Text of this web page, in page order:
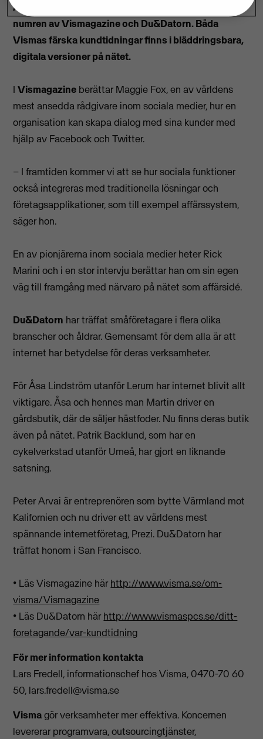
Affärer och dialog över internet är teman i de nya
numren av Vismagazine och Du&Datorn. Båda
Vismas färska kundtidningar finns i bläddringsbara,
digitala versioner på nätet.
IVismagazine berättar Maggie Fox, en av världens
mest ansedda rådgivare inom sociala medier, hur en
organisation kan skapa dialog med sina kunder med
hjälp av Facebook och Twitter.
– I framtiden kommer vi att se hur sociala funktioner
också integreras med traditionella lösningar och
företagsapplikationer, som till exempel affärssystem,
säger hon.
En av pionjärerna inom sociala medier heter Rick
Marini och i en stor intervju berättar han om sin egen
väg till framgång med närvaro på nätet som affärsidé.
Du&Datorn har träffat småföretagare i flera olika
branscher och åldrar. Gemensamt för dem alla är att
internet har betydelse för deras verksamheter.
För Åsa Lindström utanför Lerum har internet blivit allt
viktigare. Åsa och hennes man Martin driver en
gårdsbutik, där de säljer hästfoder. Nu finns deras butik
även på nätet. Patrik Backlund, som har en
cykelverkstad utanför Umeå, har gjort en liknande
satsning.
Peter Arvai är entreprenören som bytte Värmland mot
Kalifornien och nu driver ett av världens mest
spännande internetföretag, Prezi. Du&Datorn har
träffat honom i San Francisco.
• Läs Vismagazine här http://www.visma.se/om-
visma/Vismagazine
• Läs Du&Datorn här http://www.vismaspcs.se/ditt-
foretagande/var-kundtidning
För mer information kontakta
Lars Fredell, informationschef hos Visma, 0470-70 60
50, lars.fredell@visma.se
Vismagör verksamheter mer effektiva. Koncernen
levererar programvara, outsourcingtjänster,